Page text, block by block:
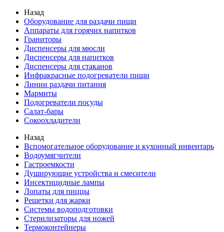
Назад
Оборудование для раздачи пищи
Аппараты для горячих напитков
Граниторы
Диспенсеры для мюсли
Диспенсеры для напитков
Диспенсеры для стаканов
Инфракрасные подогреватели пищи
Линии раздачи питания
Мармиты
Подогреватели посуды
Салат-бары
Сокоохладители
Назад
Вспомогательное оборудование и кухонный инвентарь
Водоумягчители
Гастроемкости
Душирующие устройства и смесители
Инсектицидные лампы
Лопаты для пиццы
Решетки для жарки
Системы водоподготовки
Стерилизаторы для ножей
Термоконтейнеры